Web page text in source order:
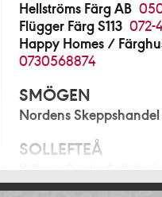
Hellströms Färg AB
Flügger Färg S113 072-
Happy Homes /
0730568874
SMÖGEN
Nordens
SOLLEFTEÅ